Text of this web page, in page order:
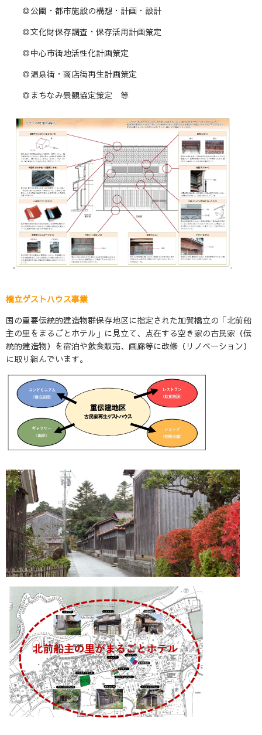
◎公園・都市施設の構想・計画・設計
◎文化財保存調査・保存活用計画策定
◎中心市街地活性化計画策定
◎温泉街・商店街再生計画策定
◎まちなみ景観協定策定 等
橋立ゲストハウス事業
国の重要伝統的建造物群保存地区に指定された加賀橋立の「北前船
主の里をまるごとホテル」に見立て、点在する空き家の古民家（伝
統的建造物）を宿泊や飲食販売、画廊等に改修（リノベーション）
に取り組んでいます。